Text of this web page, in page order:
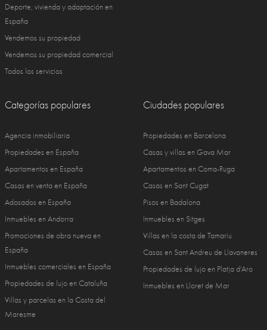
Deporte, vivienda y adaptación en
España
Vendemos su propiedad
Vendemos su propiedad comercial
Todos los servicios
Categorías populares
Agencia inmobiliaria
Propiedades en España
Apartamentos en España
Casas en venta en España
Adosados en España
Inmuebles en Andorra
Promociones de obra nueva en
España
Inmuebles comerciales en España
Propiedades de lujo en Cataluña
Villas y parcelas en la Costa del
Maresme
Ciudades populares
Propiedades en Barcelona
Casas y villas en Gava Mar
Apartamentos en Coma-Ruga
Casas en Sant Cugat
Pisos en Badalona
Inmuebles en Sitges
Villas en la costa de Tamariu
Casas en Sant Andreu de Llavaneres
Propiedades de lujo en Platja d'Aro
Inmuebles en Lloret de Mar